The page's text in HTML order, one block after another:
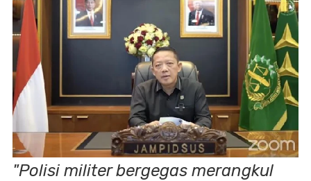
"Polisi militer bergegas merangkul